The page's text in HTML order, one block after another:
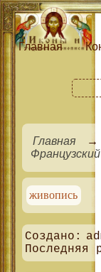
Главная
Главная
живопись